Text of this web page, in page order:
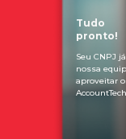
Tudo
pronto!
Seu CNPJ
nossa
aproveitar